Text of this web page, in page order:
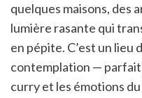
quelques maisons, des
lumière rasante qui
en pépite. C’est un lieu
contemplation —
curry et les émotions